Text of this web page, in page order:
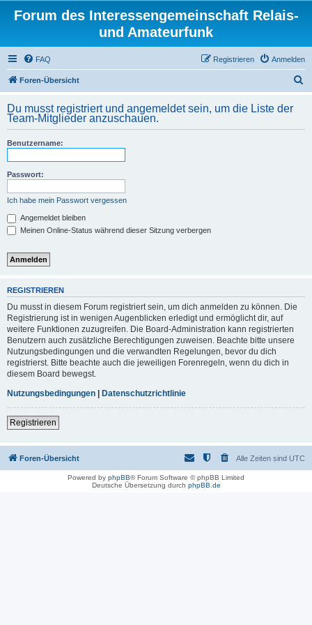
Forum des Interessengemeinschaft Relais-
und Amateurfunk
FAQ Anmelden
Registrieren
Foren-Übersicht
h
Du musst registriert und angemeldet sein, um die Liste der
Team-Mitglieder anzuschauen.
Benutzername:
Passwort:
Ich habe mein Passwort vergessen
Angemeldet bleiben
Meinen Online-Status während dieser Sitzung verbergen
REGISTRIEREN
Du musst in diesem Forum registriert sein, um dich anmelden zu können. Die
Registrierung ist in wenigen Augenblicken erledigt und ermöglicht dir, auf
weitere Funktionen zuzugreifen. Die Board-Administration kann registrierten
Benutzern auch zusätzliche Berechtigungen zuweisen. Beachte bitte unsere
Nutzungsbedingungen und die verwandten Regelungen, bevor du dich
registrierst. Bitte beachte auch die jeweiligen Forenregeln, wenn du dich in
diesem Board bewegst.
Nutzungsbedingungen | Datenschutzrichtlinie
Registrieren
Foren-Übersicht Alle Zeiten sind UTC
Powered by phpBB® Forum Software © phpBB Limited
Deutsche Übersetzung durch phpBB.de